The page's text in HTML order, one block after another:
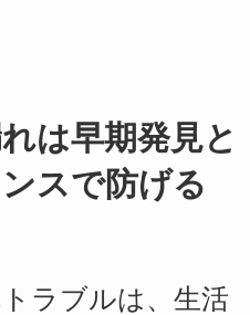
は早期発見と
スで防げる
ラブルは、生活